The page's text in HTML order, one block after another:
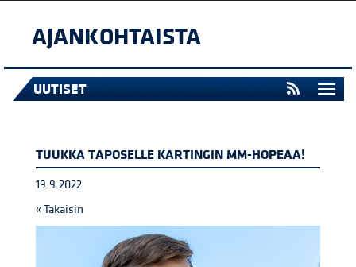
AJANKOHTAISTA
UUTISET
TUUKKA TAPOSELLE KARTINGIN MM-HOPEAA!
19.9.2022
« Takaisin